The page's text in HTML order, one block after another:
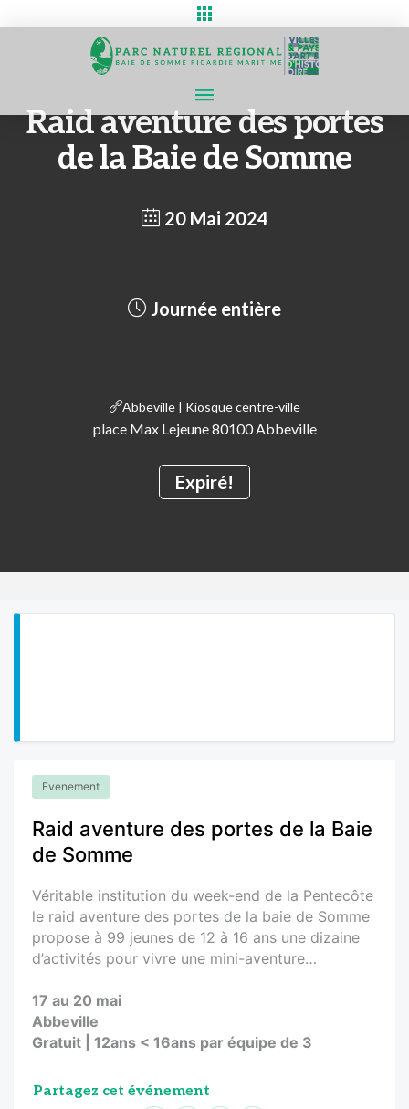
Raid aventure des portes
de la Baie de Somme
20 Mai 2024
Expiré!
Journée entière
Abbeville | Kiosque centre-ville
place Max Lejeune 80100 Abbeville
Evenement
Raid aventure des portes de la Baie
de Somme
Véritable institution du week-end de la Pentecôte
le raid aventure des portes de la baie de Somme
propose à 99 jeunes de 12 à 16 ans une dizaine
d’activités pour vivre une mini-aventure…
17 au 20 mai
Abbeville
Gratuit | 12ans < 16ans par équipe de 3
Partagez cet événement